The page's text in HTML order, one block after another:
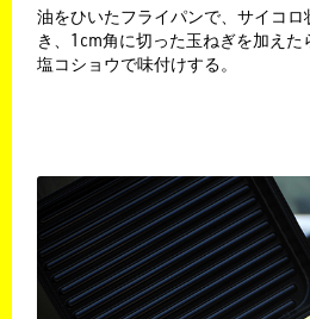
油をひいたフライパンで、サイコ
き、1cm角に切った玉ねぎを加えた
塩コショウで味付けする。